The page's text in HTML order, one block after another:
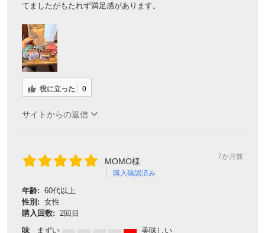
てましたがもたれず満足感があります。
役に立った 0
サイトからの返信
MOMO様
購入確認済み
7か月前
年齢: 60代以上
性別: 女性
購入回数:
2回目
味
まずい 美味しい